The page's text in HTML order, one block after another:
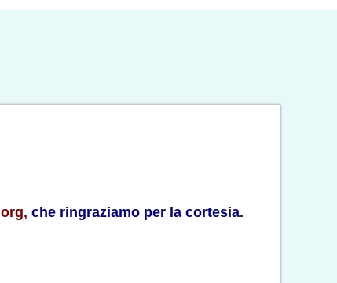
, che ringraziamo per la cortesia.